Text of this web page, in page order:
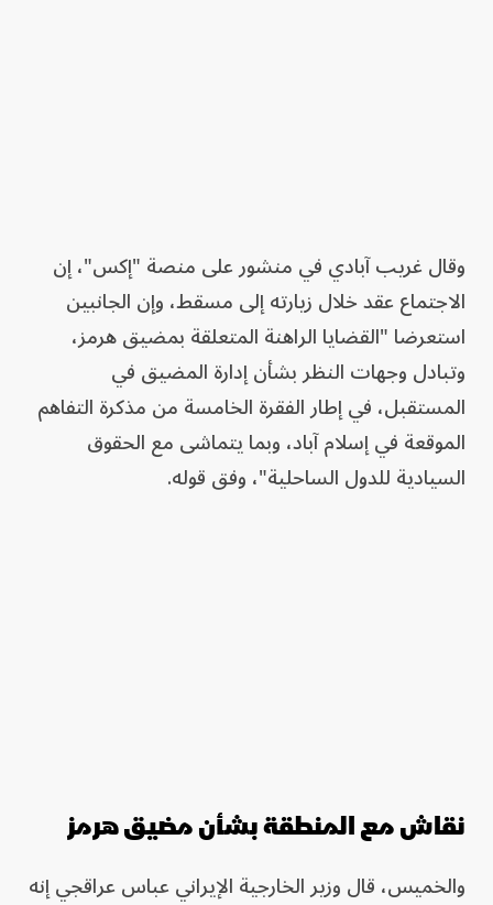
وقال غريب آبادي في منشور على منصة "إكس"، إن
الاجتماع عقد خلال زيارته إلى مسقط، وإن الجانبين
استعرضا "القضايا الراهنة المتعلقة بمضيق هرمز،
وتبادل وجهات النظر بشأن إدارة المضيق في
المستقبل، في إطار الفقرة الخامسة من مذكرة التفاهم
الموقعة في إسلام آباد، وبما يتماشى مع الحقوق
السيادية للدول الساحلية"، وفق قوله.
نقاش مع المنطقة بشأن مضيق هرمز
والخميس، قال وزير الخارجية الإيراني عباس عراقجي إنه